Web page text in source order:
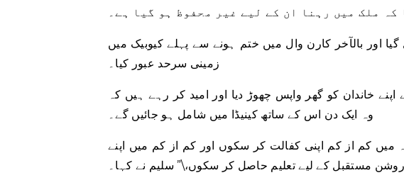
کہ ملک میں رہنا ان کے لیے غیر محفوظ ہو گیا ہے۔
اور بالآخر کارن وال میں ختم ہونے سے پہلے کیوبیک میں
زمینی سرحد عبور کیا۔
خاندان کو گھر واپس چھوڑ دیا اور امید کر رہے ہیں کہ
وہ ایک دن اس کے ساتھ کینیڈا میں شامل ہو جائیں گے۔
میں کم از کم اپنی کفالت کر سکوں اور کم از کم میں اپنے
روشن مستقبل کے لیے تعلیم حاصل کر سکوں،\” سلیم نے کہا۔